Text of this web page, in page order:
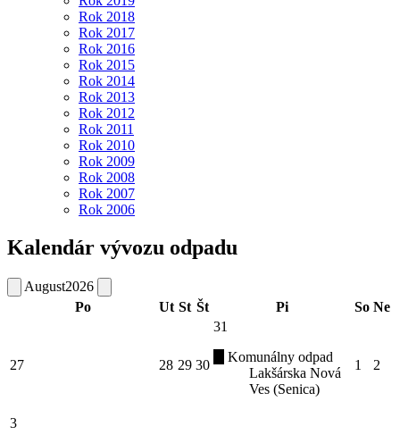
Rok 2018
Rok 2017
Rok 2016
Rok 2015
Rok 2014
Rok 2013
Rok 2012
Rok 2011
Rok 2010
Rok 2009
Rok 2008
Rok 2007
Rok 2006
Kalendár vývozu odpadu
August2026
Po
Ut St Št Pi So Ne
27 28 29 30
31
Komunálny odpad
Lakšárska Nová
Ves (Senica)
1 2
3